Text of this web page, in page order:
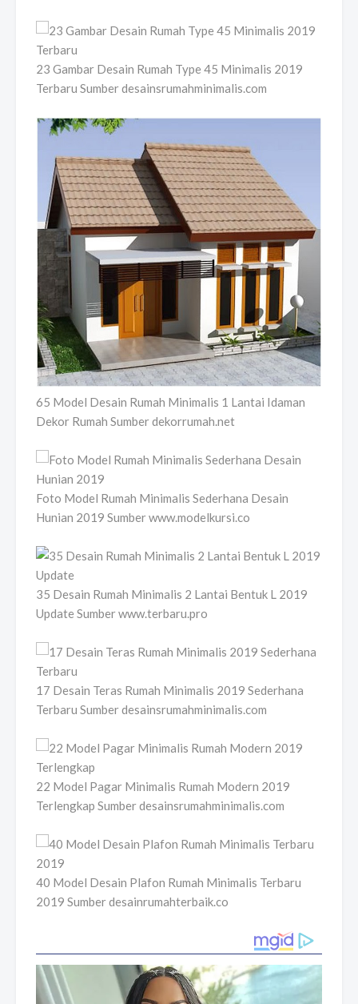
23 Gambar Desain Rumah Type 45 Minimalis 2019
Terbaru Sumber desainsrumahminimalis.com
65 Model Desain Rumah Minimalis 1 Lantai Idaman
Dekor Rumah Sumber dekorrumah.net
Foto Model Rumah Minimalis Sederhana Desain
Hunian 2019 Sumber www.modelkursi.co
35 Desain Rumah Minimalis 2 Lantai Bentuk L 2019
Update Sumber www.terbaru.pro
17 Desain Teras Rumah Minimalis 2019 Sederhana
Terbaru Sumber desainsrumahminimalis.com
22 Model Pagar Minimalis Rumah Modern 2019
Terlengkap Sumber desainsrumahminimalis.com
40 Model Desain Plafon Rumah Minimalis Terbaru
2019 Sumber desainrumahterbaik.co